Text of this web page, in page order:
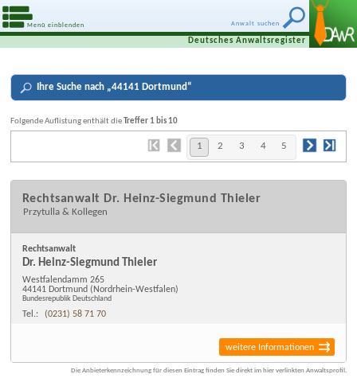
Anwalt suchen
Menü einblenden
Deutsches Anwaltsregister
IhreSuche nach „44141 Dortmund “
Folgende Auflistung enthält die Treffer 1 bis 10
1 2 3 4 5
Rechtsanwalt Dr. Heinz-Siegmund Thieler
Przytulla & Kollegen
Rechtsanwalt
Dr. Heinz-Siegmund Thieler
Westfalendamm 265
44141 Dortmund (Nordrhein-Westfalen)
Bundesrepublik Deutschland
Tel.: (0231) 58 71 70
weitere Informationen
Die Anbieterkennzeichnung für diesen Eintrag finden Sie direkt im hier verlinkten Anwaltsprofil.